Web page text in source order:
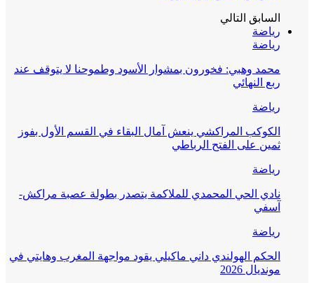
السابق التالي
رياضة
رياضة
محمد وهبي: فخورون بمشوار الأسود وطموحنا لا يتوقف عند
ربع النهائي
رياضة
الكوكب المراكشي ينعش آمال البقاء في القسم الأول بفوز
ثمين على الفتح الرباطي
رياضة
نادي الحي المحمدي للملاكمة يتصدر بطولة عصبة مراكش-
آسفي
رياضة
الحكم الهولندي داني ماكيلي يقود مواجهة المغرب وهايتي في
مونديال 2026